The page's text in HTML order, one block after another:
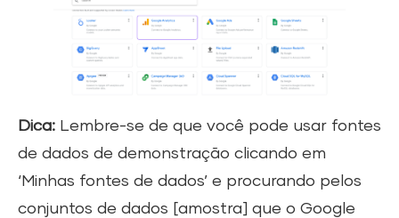
Dica: Lembre-se de que você pode usar fontes
de dados de demonstração clicando em
‘Minhas fontes de dados’ e procurando pelos
conjuntos de dados [amostra] que o Google